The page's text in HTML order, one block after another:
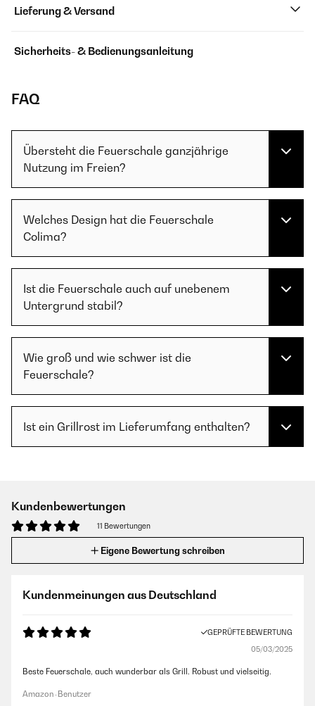
Lieferung & Versand
Sicherheits- & Bedienungsanleitung
FAQ
Übersteht die Feuerschale ganzjährige
Nutzung im Freien?
Welches Design hat die Feuerschale
Colima?
Ist die Feuerschale auch auf unebenem
Untergrund stabil?
Wie groß und wie schwer ist die
Feuerschale?
Ist ein Grillrost im Lieferumfang enthalten?
Kundenbewertungen
11 Bewertungen
Eigene Bewertung schreiben
Kundenmeinungen aus Deutschland
GEPRÜFTE BEWERTUNG
05/03/2025
Beste Feuerschale, auch wunderbar als Grill. Robust und vielseitig.
Amazon-Benutzer